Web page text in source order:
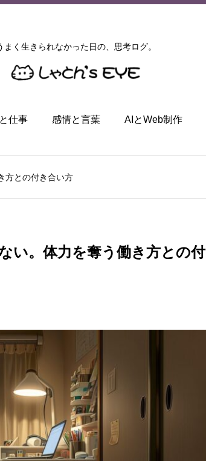
まく生きられなかった日の、思考ログ。
仕事 感情と言葉 AIとWeb制作
方との付き合い方
い。体力を奪う働き方との付